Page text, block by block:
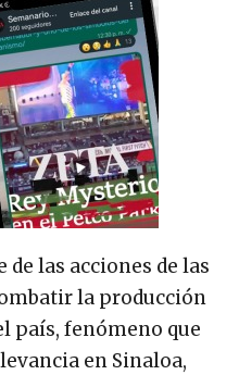
las acciones de las
la producción
país, fenómeno que
en Sinaloa,